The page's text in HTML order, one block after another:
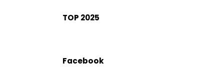
TOP 2025
Facebook